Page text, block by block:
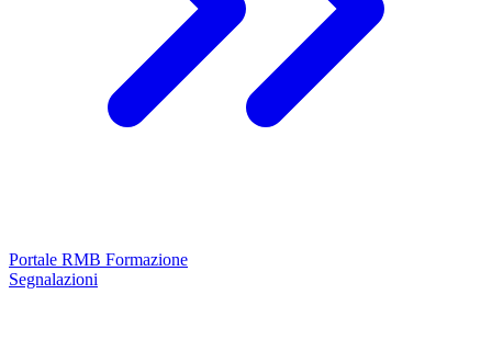
Portale RMB Formazione
Segnalazioni